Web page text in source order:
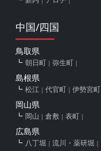
中国/四国
鳥取県
朝日町 弥生町
島根県
松江 代官町 伊勢宮町
岡山県
岡山 倉敷 表町
広島県
八丁堀 流川・薬研堀